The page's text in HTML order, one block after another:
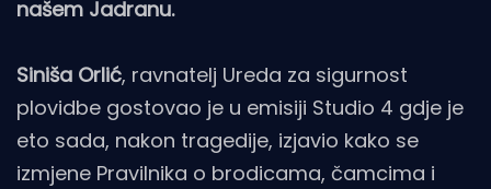
našem Jadranu.
Siniša Orlić, ravnatelj Ureda za sigurnost
plovidbe gostovao je u emisiji Studio 4 gdje je
eto sada, nakon tragedije, izjavio kako se
izmjene Pravilnika o brodicama, čamcima i